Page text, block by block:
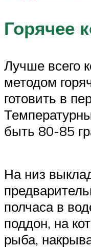
Горячее
Лучше всего
методом
готовить в
быть 80-85
На низ
полчаса в
поддон, на
рыба,